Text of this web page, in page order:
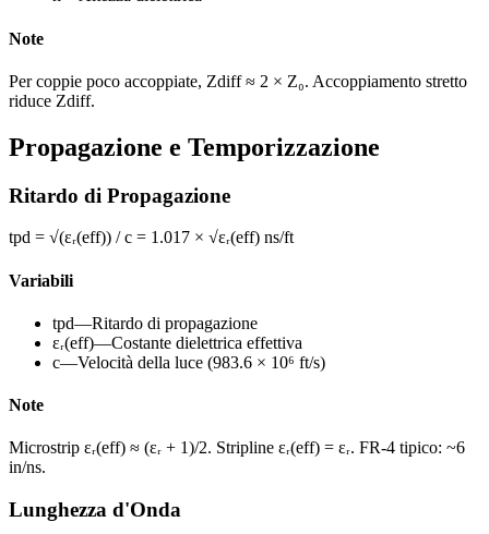
Note
Per coppie poco accoppiate, Zdiff ≈ 2 × Z₀. Accoppiamento stretto
riduce Zdiff.
Propagazione e Temporizzazione
Ritardo di Propagazione
tpd = √(εᵣ(eff)) / c = 1.017 × √εᵣ(eff) ns/ft
Variabili
tpd—Ritardo di propagazione
εᵣ(eff)—Costante dielettrica effettiva
c—Velocità della luce (983.6 × 10⁶ ft/s)
Note
Microstrip εᵣ(eff) ≈ (εᵣ + 1)/2. Stripline εᵣ(eff) = εᵣ. FR-4 tipico: ~6
in/ns.
Lunghezza d'Onda